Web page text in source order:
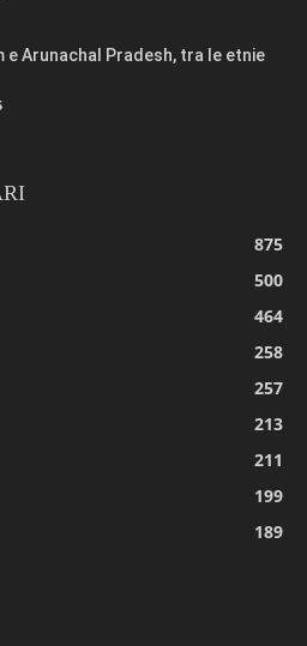
e Arunachal Pradesh, tra le etnie
875
500
464
258
257
213
211
199
189